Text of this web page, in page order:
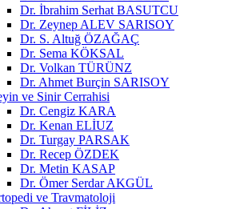
Dr. İbrahim Serhat BASUTCU
Dr. Zeynep ALEV SARISOY
Dr. S. Altuğ ÖZAĞAÇ
Dr. Sema KÖKSAL
Dr. Volkan TÜRÜNZ
Dr. Ahmet Burçin SARISOY
ve Sinir Cerrahisi
Dr. Cengiz KARA
Dr. Kenan ELİUZ
Dr. Turgay PARSAK
Dr. Recep ÖZDEK
Dr. Metin KASAP
Dr. Ömer Serdar AKGÜL
ve Travmatoloji